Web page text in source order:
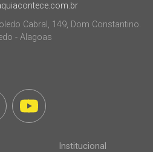
Cabral, 149, Dom Constantino.
- Alagoas
Institucional